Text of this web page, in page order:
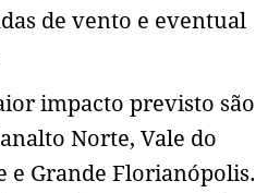
de vento e eventual
impacto previsto são
Norte, Vale do
e Grande Florianópolis.